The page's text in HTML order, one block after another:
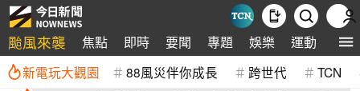
颱風來襲 焦點 即時 要聞 專題 娛樂 運動 全球
新電玩大觀園 88風災伴你成長 跨世代 TCN